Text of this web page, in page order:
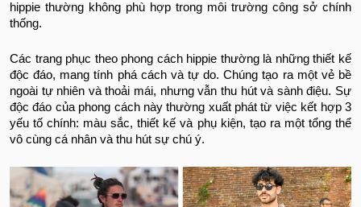
hippie thường không phù hợp trong môi trường công sở chính
thống.
Các trang phục theo phong cách hippie thường là những thiết kế
độc đáo, mang tính phá cách và tự do. Chúng tạo ra một vẻ bề
ngoài tự nhiên và thoải mái, nhưng vẫn thu hút và sành điệu. Sự
độc đáo của phong cách này thường xuất phát từ việc kết hợp 3
yếu tố chính: màu sắc, thiết kế và phụ kiện, tạo ra một tổng thể
vô cùng cá nhân và thu hút sự chú ý.